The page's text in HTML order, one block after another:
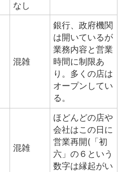
なし
混雑
銀行、政府機関
は開いているが
業務内容と営業
時間に制限あ
り。多くの店は
オープンしてい
る。
混雑
ほどんどの店や
会社はこの日に
営業再開(「初
六」の６という
数字は縁起がい